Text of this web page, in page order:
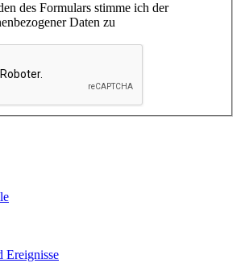
des Formulars stimme ich der
Daten zu
Ereignisse